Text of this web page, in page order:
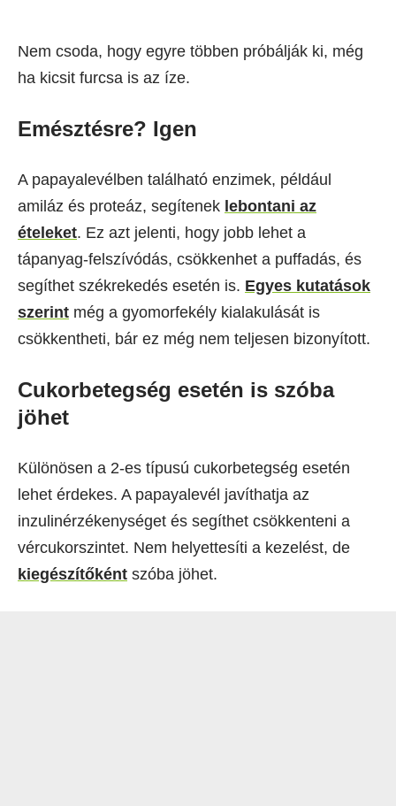
Nem csoda, hogy egyre többen próbálják ki, még
ha kicsit furcsa is az íze.
Emésztésre? Igen
A papayalevélben található enzimek, például
amiláz és proteáz, segítenek lebontani az
ételeket. Ez azt jelenti, hogy jobb lehet a
tápanyag-felszívódás, csökkenhet a puffadás, és
segíthet székrekedés esetén is. Egyes kutatások
szerint még a gyomorfekély kialakulását is
csökkentheti, bár ez még nem teljesen bizonyított.
Cukorbetegség esetén is szóba
jöhet
Különösen a 2-es típusú cukorbetegség esetén
lehet érdekes. A papayalevél javíthatja az
inzulinérzékenységet és segíthet csökkenteni a
vércukorszintet. Nem helyettesíti a kezelést, de
kiegészítőként szóba jöhet.